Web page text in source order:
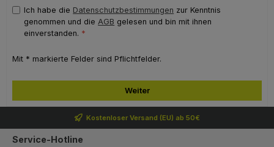
Ich habe die Datenschutzbestimmungen zur Kenntnis
genommen und dieAGB gelesen und bin mit ihnen
einverstanden. *
Mit * markierte Felder sind Pflichtfelder.
Weiter
Kostenloser Versand (EU) ab 50€
Service-Hotline